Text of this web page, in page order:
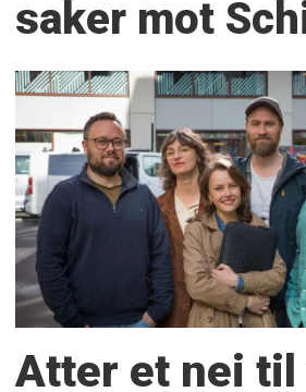
saker mot
Atter et nei